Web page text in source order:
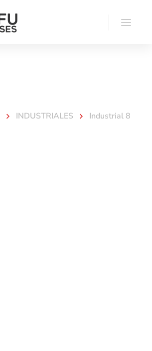
INDUSTRIALES
Industrial 8